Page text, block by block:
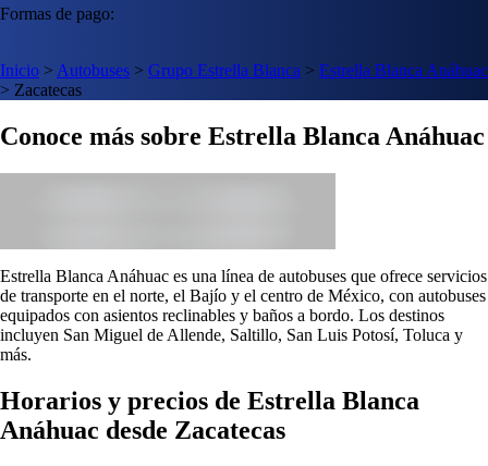
Formas de pago:
Inicio > Autobuses > Grupo Estrella Blanca > Estrella Blanca Anáhuac
> Zacatecas
Conoce más sobre Estrella Blanca Anáhuac
Estrella Blanca Anáhuac es una línea de autobuses que ofrece servicios
de transporte en el norte, el Bajío y el centro de México, con autobuses
equipados con asientos reclinables y baños a bordo. Los destinos
incluyen San Miguel de Allende, Saltillo, San Luis Potosí, Toluca y
más.
Horarios y precios de Estrella Blanca
Anáhuac desde Zacatecas